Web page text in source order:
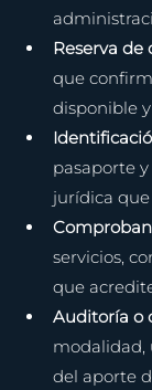
Reserva
que
disponible
pasaporte
jurídica
servicios,
que
Auditoría o
modalidad,
del aporte